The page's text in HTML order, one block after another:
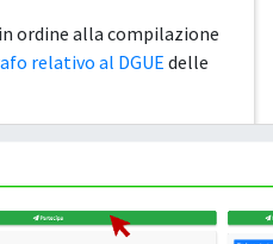
ordine alla compilazione
relativo al DGUE delle